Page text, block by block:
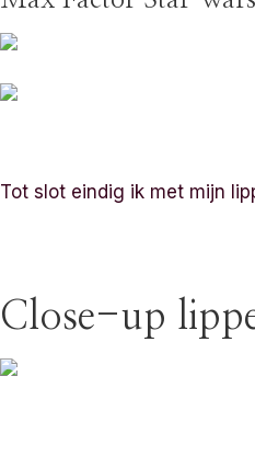
Tot slot eindig ik met mijn
Close-up